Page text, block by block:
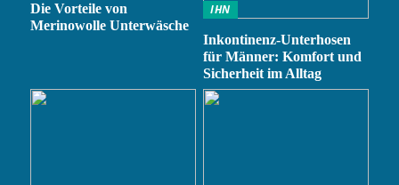
Die Vorteile von
Merinowolle Unterwäsche
IHN
Inkontinenz-Unterhosen
für Männer: Komfort und
Sicherheit im Alltag